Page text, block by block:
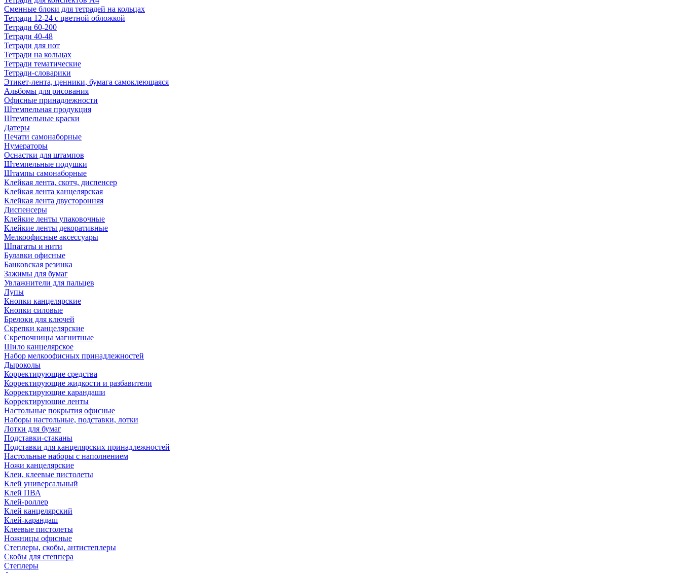
Сменные блоки для тетрадей на кольцах
Тетради 12-24 с цветной обложкой
Тетради 60-200
Тетради 40-48
Тетради для нот
Тетради на кольцах
Тетради тематические
Тетради-словарики
Этикет-лента, ценники, бумага самоклеющаяся
Альбомы для рисования
Офисные принадлежности
Штемпельная продукция
Штемпельные краски
Датеры
Печати самонаборные
Нумераторы
Оснастки для штампов
Штемпельные подушки
Штампы самонаборные
Клейкая лента, скотч, диспенсер
Клейкая лента канцелярская
Клейкая лента двусторонняя
Диспенсеры
Клейкие ленты упаковочные
Клейкие ленты декоративные
Мелкоофисные аксессуары
Шпагаты и нити
Булавки офисные
Банковская резинка
Зажимы для бумаг
Увлажнители для пальцев
Лупы
Кнопки канцелярские
Кнопки силовые
Брелоки для ключей
Скрепки канцелярские
Скрепочницы магнитные
Шило канцелярское
Набор мелкоофисных принадлежностей
Дыроколы
Корректирующие средства
Корректирующие жидкости и разбавители
Корректирующие карандаши
Корректирующие ленты
Настольные покрытия офисные
Наборы настольные, подставки, лотки
Лотки для бумаг
Подставки-стаканы
Подставки для канцелярских принадлежностей
Настольные наборы с наполнением
Ножи канцелярские
Клеи, клеевые пистолеты
Клей универсальный
Клей ПВА
Клей-роллер
Клей канцелярский
Клей-карандаш
Клеевые пистолеты
Ножницы офисные
Степлеры, скобы, антистеплеры
Скобы для степпера
Степлеры